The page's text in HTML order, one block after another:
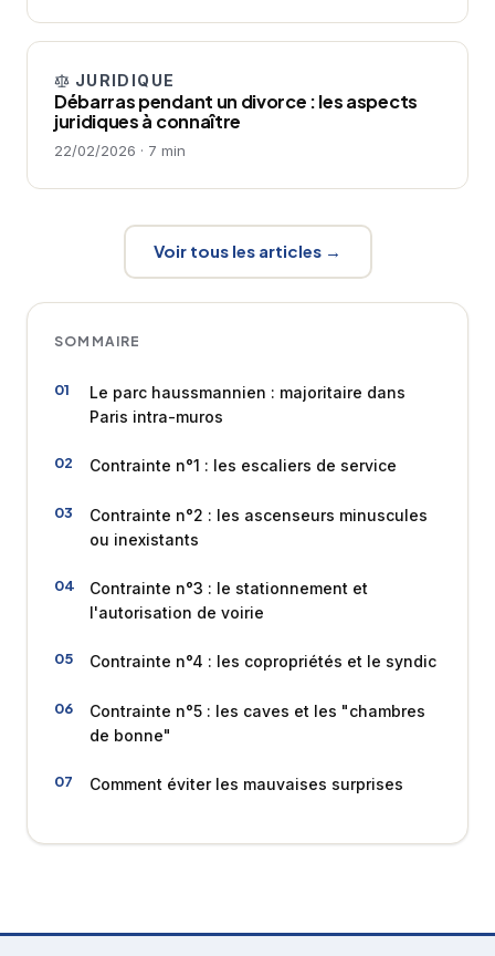
JURIDIQUE
Débarras pendant un divorce : les aspects
juridiques à connaître
22/02/2026 · 7 min
Voir tous les articles →
SOMMAIRE
Le parc haussmannien : majoritaire dans
Paris intra-muros
Contrainte n°1 : les escaliers de service
Contrainte n°2 : les ascenseurs minuscules
ou inexistants
Contrainte n°3 : le stationnement et
l'autorisation de voirie
Contrainte n°4 : les copropriétés et le syndic
Contrainte n°5 : les caves et les "chambres
de bonne"
Comment éviter les mauvaises surprises